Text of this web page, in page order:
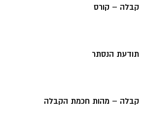
קבלה – קורס
תודעת הנסתר
קבלה – מהות חכמת הקבלה